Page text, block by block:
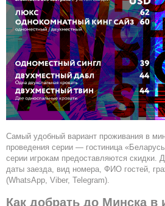
Самый удобный вариант проживания в
проведения серии — гостиница
серии игрокам предоставляются скидки.
даты заезда, вид номера, ФИО гостей,
(WhatsApp, Viber, Telegram).
Как добрать до Минска в